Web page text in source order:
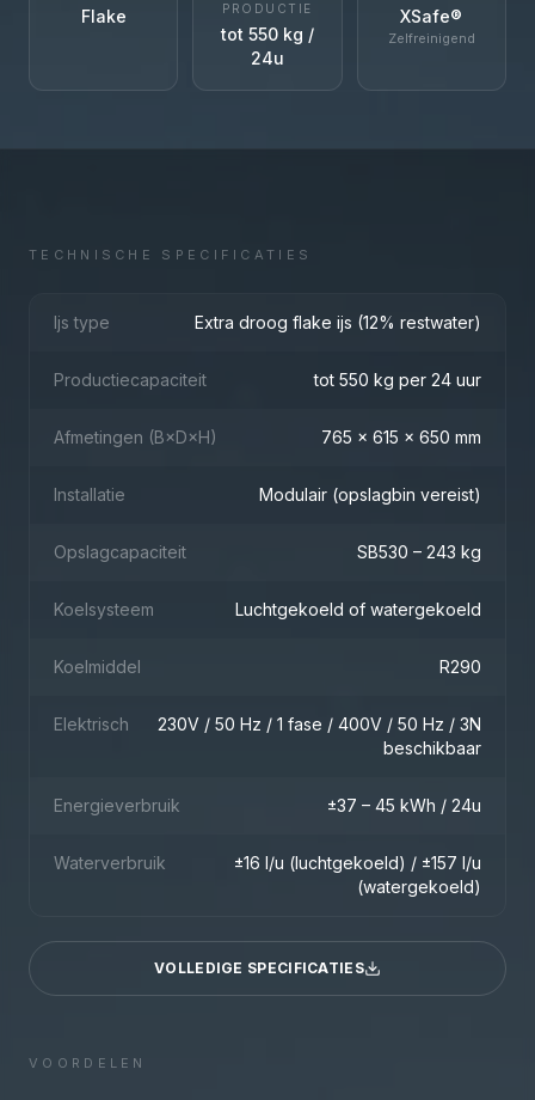
Flake
PRODUCTIE
tot 550 kg /
24u
XSafe®
Zelfreinigend
TECHNISCHE SPECIFICATIES
Ijs type Extra droog flake ijs (12% restwater)
Productiecapaciteit tot 550 kg per 24 uur
Afmetingen (B×D×H) 765 × 615 × 650 mm
Installatie Modulair (opslagbin vereist)
Opslagcapaciteit SB530 – 243 kg
Koelsysteem Luchtgekoeld of watergekoeld
Koelmiddel R290
Elektrisch
230V / 50 Hz / 1 fase / 400V / 50 Hz / 3N
beschikbaar
Energieverbruik ±37 – 45 kWh / 24u
Waterverbruik
±16 l/u (luchtgekoeld) / ±157 l/u
(watergekoeld)
VOLLEDIGE SPECIFICATIES
VOORDELEN